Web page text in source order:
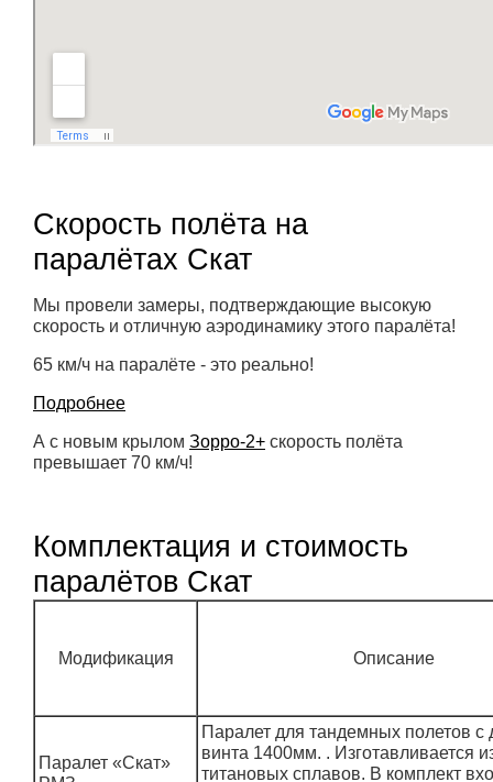
Скорость полёта на
паралётах Скат
Мы провели замеры, подтверждающие высокую
скорость и отличную аэродинамику этого паралёта!
65 км/ч на паралёте - это реально!
Подробнее
А с новым крылом Зорро-2+ скорость полёта
превышает 70 км/ч!
Комплектация и стоимость
паралётов Скат
Модификация Описание
Паралет «Скат»
Паралет для тандемных полетов с
винта 1400мм. . Изготавливается
титановых сплавов. В комплект